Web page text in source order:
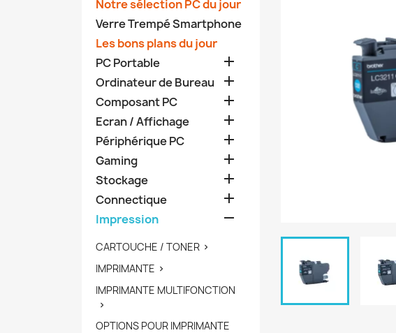
Notre sélection PC du jour
Verre Trempé Smartphone
Les bons plans du jour
PC Portable

Ordinateur de Bureau 
Composant PC 
Ecran / Affichage 
Périphérique PC 
Gaming 
Stockage 
Connectique 
Impression 
CARTOUCHE / TONER 
IMPRIMANTE 
IMPRIMANTE MULTIFONCTION

OPTIONS POUR IMPRIMANTE